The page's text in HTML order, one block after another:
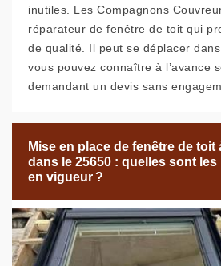
inutiles. Les Compagnons
réparateur de fenêtre de toit qui
de qualité. Il peut se déplacer
vous pouvez connaître à l’avance
demandant un devis sans
Mise en place de fenêtre de toit
dans le 25650 : quelles sont
en vigueur ?